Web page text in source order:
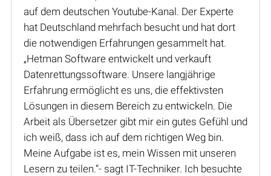
auf dem deutschen Youtube-Kanal. Der Experte
hat Deutschland mehrfach besucht und hat dort
die notwendigen Erfahrungen gesammelt hat.
„Hetman Software entwickelt und verkauft
Datenrettungssoftware. Unsere langjährige
Erfahrung ermöglicht es uns, die effektivsten
Lösungen in diesem Bereich zu entwickeln. Die
Arbeit als Übersetzer gibt mir ein gutes Gefühl und
ich weiß, dass ich auf dem richtigen Weg bin.
Meine Aufgabe ist es, mein Wissen mit unseren
Lesern zu teilen.“- sagt IT-Techniker. Ich besuchte